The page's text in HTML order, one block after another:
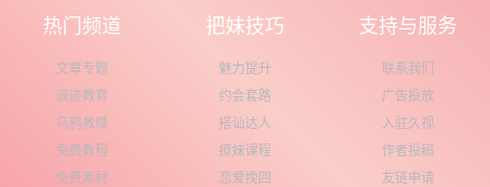
热门频道
文章专题
浪迹教育
乌鸦救赎
免费教程
免费素材
把妹技巧
魅力提升
约会套路
搭讪达人
撩妹课程
恋爱挽回
支持与服务
联系我们
广告投放
入驻久视
作者投稿
友链申请